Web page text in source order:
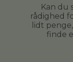
Kan du
rådighed
lidt
finde